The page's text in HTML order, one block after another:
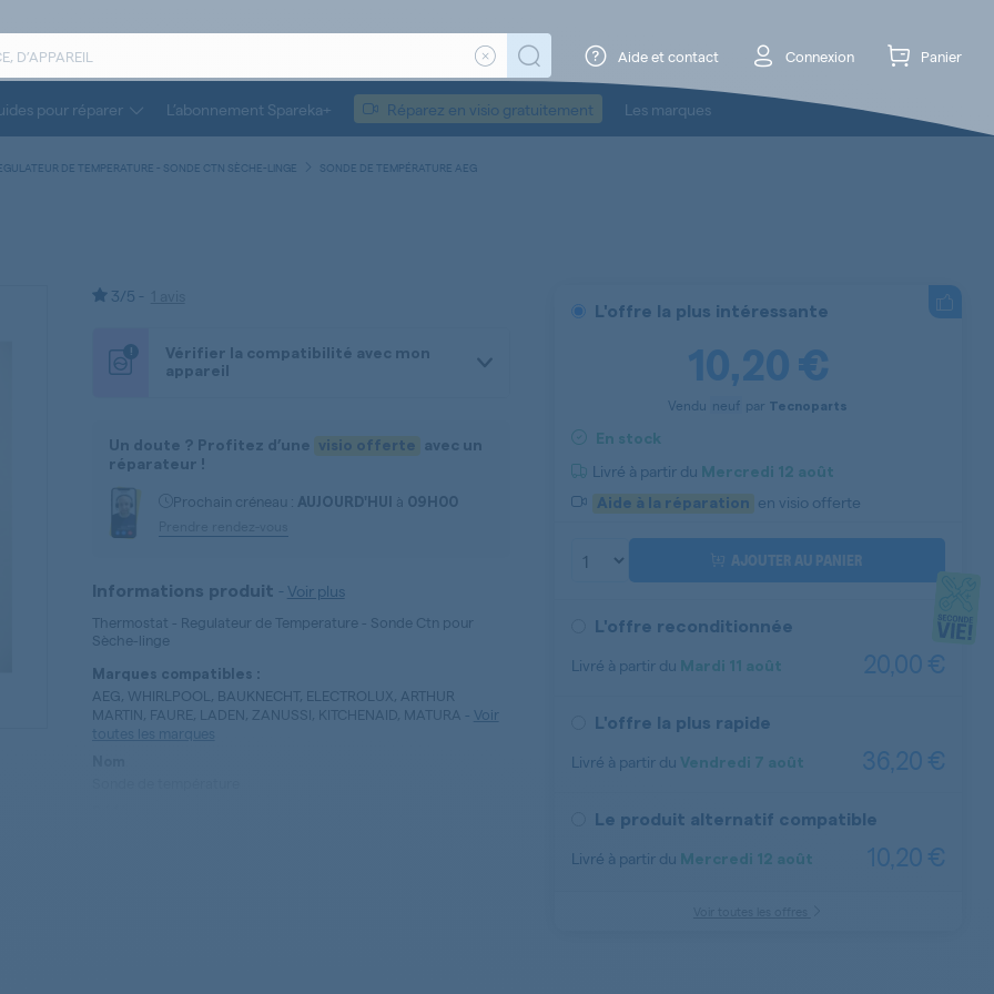
Aide et contact Connexion Panier
pour réparer L’abonnement Spareka+ Réparez en visio gratuitement Les marques
DE TEMPERATURE - SONDE CTN SÈCHE-LINGE SONDE DE TEMPÉRATURE AEG
L'offre la plus intéressante
10,20 €
Vendu neuf par Tecnoparts
En stock
Livré à partir du Mercredi 12 août
Aide à la réparation
en visio offerte
AJOUTER AU PANIER
L'offre reconditionnée
Livré à partir du Mardi 11 août 20,00 €
Aide à la réparation
L'offre la plus rapide
Livré à partir du Vendredi 7 août 36,20 €
Aide à la réparation
Le produit alternatif compatible
10,20 €
Livré à partir du Mercredi 12 août
3/5 -
!
Vérifier la compatibilité avec mon
appareil
Un doute ? Profitez d’une visio offerte
avec un
réparateur !
Prochain créneau : AUJOURD'HUI à 09H00
Informations produit - Voir plus
Thermostat - Regulateur de Temperature - Sonde Ctn pour
Sèche-linge
Marques compatibles :
AEG, WHIRLPOOL, BAUKNECHT, ELECTROLUX, ARTHUR
MARTIN, FAURE, LADEN, ZANUSSI, KITCHENAID, MATURA - Voir
toutes les marques